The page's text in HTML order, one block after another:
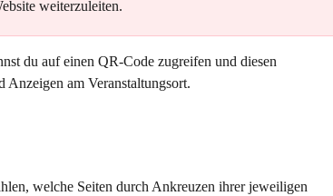
weiterzuleiten.
du auf einen QR-Code zugreifen und diesen
Anzeigen am Veranstaltungsort.
welche Seiten durch Ankreuzen ihrer jeweiligen